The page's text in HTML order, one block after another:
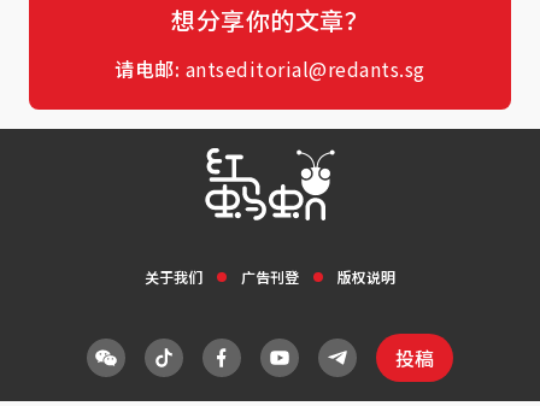
想分享你的文章？
请电邮: antseditorial@redants.sg
关于我们 广告刊登 版权说明
投稿